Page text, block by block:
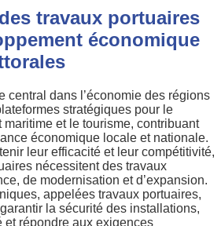
travaux portuaires
économique
central dans l’économie des régions
stratégiques pour le
maritime et le tourisme, contribuant
économique locale et nationale.
leur efficacité et leur compétitivité,
nécessitent des travaux
de modernisation et d’expansion.
appelées travaux portuaires,
la sécurité des installations,
et répondre aux exigences